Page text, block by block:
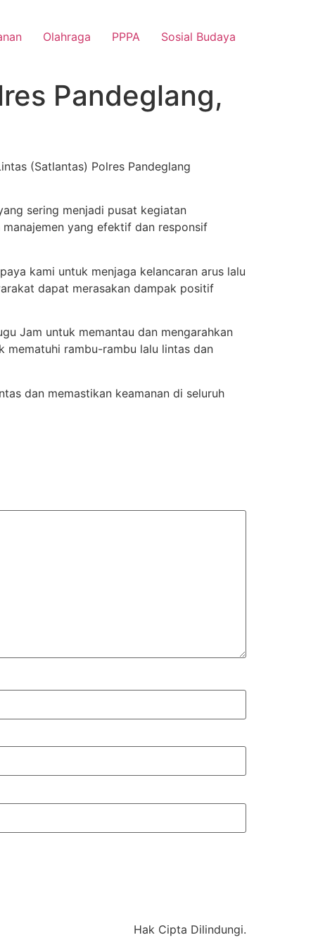
Olahraga PPPA Sosial Budaya
Pandeglang,
(Satlantas) Polres Pandeglang
sering menjadi pusat kegiatan
yang efektif dan responsif
kami untuk menjaga kelancaran arus lalu
dapat merasakan dampak positif
Jam untuk memantau dan mengarahkan
mematuhi rambu-rambu lalu lintas dan
dan memastikan keamanan di seluruh
Hak Cipta Dilindungi.